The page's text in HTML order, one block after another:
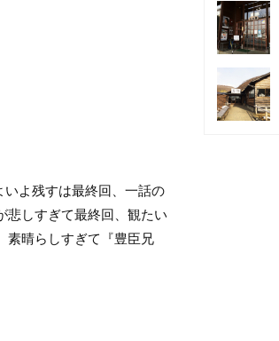
いよ残すは最終回、一話の
悲しすぎて最終回、観たい
素晴らしすぎて『豊臣兄